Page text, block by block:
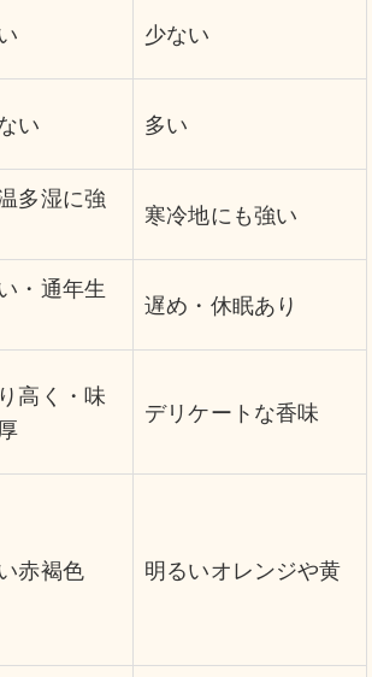
少ない
い 多い
多湿に強
寒冷地にも強い
・通年生
遅め・休眠あり
高く・味
デリケートな香味
赤褐色 明るいオレンジや黄